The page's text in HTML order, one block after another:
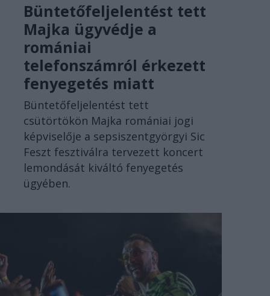
Büntetőfeljelentést tett
Majka ügyvédje a
romániai
telefonszámról érkezett
fenyegetés miatt
Büntetőfeljelentést tett
csütörtökön Majka romániai jogi
képviselője a sepsiszentgyörgyi Sic
Feszt fesztiválra tervezett koncert
lemondását kiváltó fenyegetés
ügyében.